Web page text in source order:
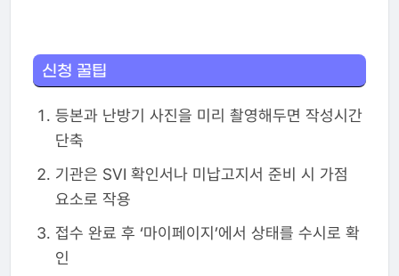
신청 꿀팁
등본과 난방기 사진을 미리 촬영해두면 작성시간
단축
기관은 SVI 확인서나 미납고지서 준비 시 가점
요소로 작용
접수 완료 후 ‘마이페이지’에서 상태를 수시로 확
인